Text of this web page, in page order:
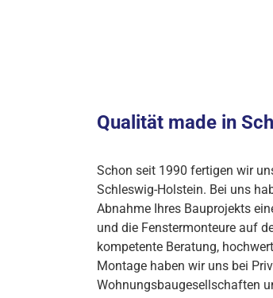
Qualität made in
Schon seit 1990 fertigen wir
Schleswig-Holstein. Bei uns
Abnahme Ihres Bauprojekts
und die Fenstermonteure auf
kompetente Beratung,
Montage haben wir uns bei
Wohnungsbaugesellschaften